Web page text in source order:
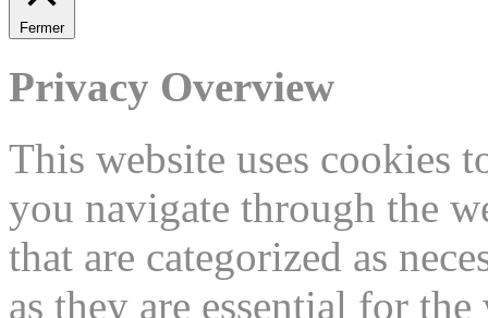
Fermer
Privacy Overview
This website uses cookies
you navigate through the
that are categorized as
as they are essential for